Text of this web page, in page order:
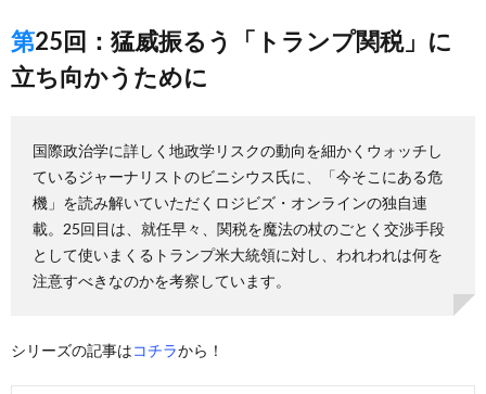
第25回：猛威振るう「トランプ関税」に
立ち向かうために
国際政治学に詳しく地政学リスクの動向を細かくウォッチし
ているジャーナリストのビニシウス氏に、「今そこにある危
機」を読み解いていただくロジビズ・オンラインの独自連
載。25回目は、就任早々、関税を魔法の杖のごとく交渉手段
として使いまくるトランプ米大統領に対し、われわれは何を
注意すべきなのかを考察しています。
シリーズの記事はコチラから！